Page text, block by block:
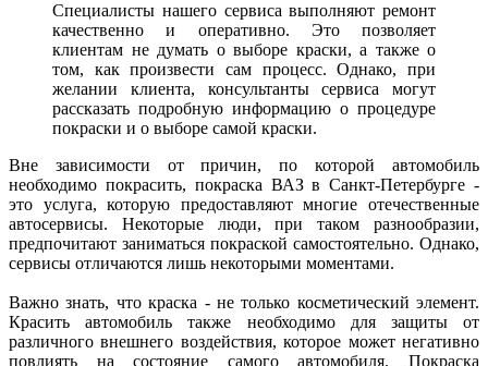
Специалисты нашего сервиса выполняют ремонт
качественно и оперативно. Это позволяет
клиентам не думать о выборе краски, а также о
том, как произвести сам процесс. Однако, при
желании клиента, консультанты сервиса могут
рассказать подробную информацию о процедуре
покраски и о выборе самой краски.
Вне зависимости от причин, по которой автомобиль
необходимо покрасить, покраска ВАЗ в Санкт-Петербурге -
это услуга, которую предоставляют многие отечественные
автосервисы. Некоторые люди, при таком разнообразии,
предпочитают заниматься покраской самостоятельно. Однако,
сервисы отличаются лишь некоторыми моментами.
Важно знать, что краска - не только косметический элемент.
Красить автомобиль также необходимо для защиты от
различного внешнего воздействия, которое может негативно
повлиять на состояние самого автомобиля. Покраска